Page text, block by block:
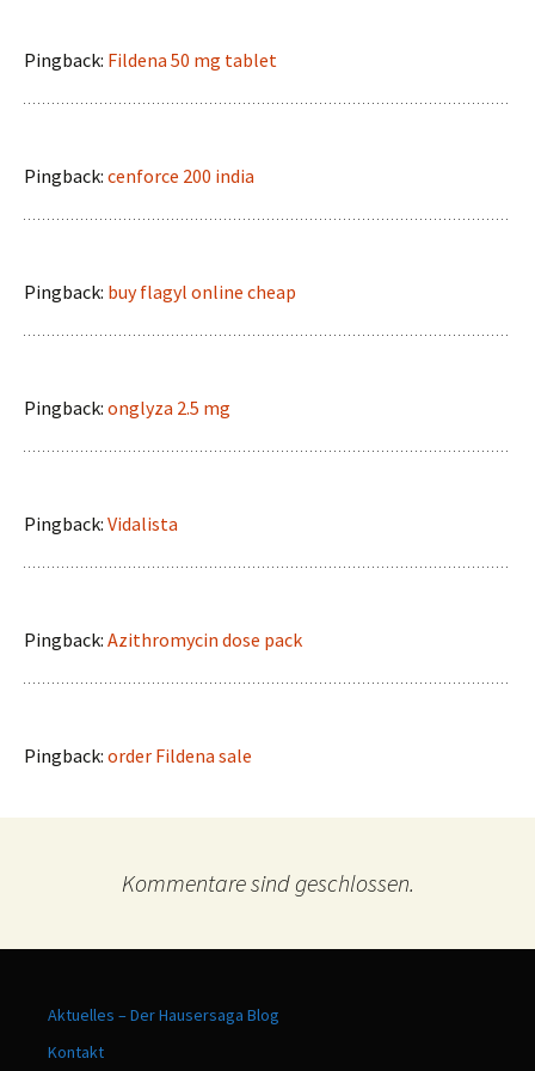
Pingback: Fildena 50 mg tablet
Pingback: cenforce 200 india
Pingback: buy flagyl online cheap
Pingback: onglyza 2.5 mg
Pingback: Vidalista
Pingback: Azithromycin dose pack
Pingback: order Fildena sale
Kommentare sind geschlossen.
Aktuelles – Der Hausersaga Blog
Kontakt